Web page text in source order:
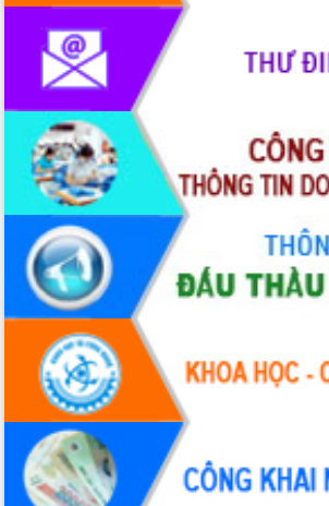
Hội nghị lần thứ tư Ban Chỉ đạo công
tác bầu cử tỉnh Đắk Lắk
Hội nghị Báo cáo viên Trung ương
tháng 01/2026
Phó Thủ tướng Hồ Quốc Dũng đánh giá
cao kết quả Chiến dịch Quang Trung
tại Đắk Lắk
Hội nghị Ban Chấp hành Đảng bộ tỉnh
Đắk Lắk lần thứ 2 (mở rộng)
Tập trung giải phóng mặt bằng, đẩy
nhanh tiến độ Tuyến đường bộ ven
biển
Gỡ khó, khởi công xây dựng, sửa chữa
toàn bộ nhà ở cho hộ dân đúng tiến độ
đề ra
UBND tỉnh Đắk Lắk tổng kết công tác
quốc phòng, quân sự địa phương năm
2025
Tập trung triển khai quyết liệt, đồng bộ
các giải pháp nhằm thực hiện hiệu quả
các nhiệm vụ đề ra năm 2025